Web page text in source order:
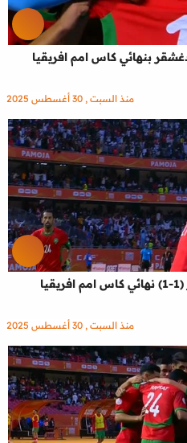
بنهائي كاس امم افريقيا
منذ السبت , 30 أغسطس 2025
هدف تعادل المغرب مع مدغشقر (1-1) نهائي كاس امم افريقيا
منذ السبت , 30 أغسطس 2025